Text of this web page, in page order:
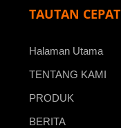
TAUTAN CEPAT
Halaman Utama
TENTANG KAMI
PRODUK
BERITA